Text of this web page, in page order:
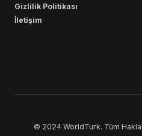
Gizlilik Politikası
İletişim
© 2024 WorldTurk. Tüm